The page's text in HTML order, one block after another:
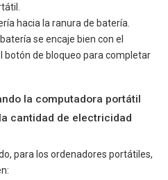
hacia la ranura de batería.
se encaje bien con el
botón de bloqueo para completar
la computadora portátil
cantidad de electricidad
para los ordenadores portátiles,